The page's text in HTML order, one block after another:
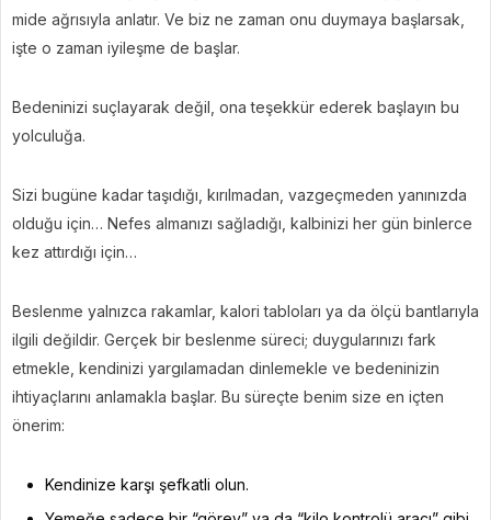
mide ağrısıyla anlatır. Ve biz ne zaman onu duymaya başlarsak,
işte o zaman iyileşme de başlar.
Bedeninizi suçlayarak değil, ona teşekkür ederek başlayın bu
yolculuğa.
Sizi bugüne kadar taşıdığı, kırılmadan, vazgeçmeden yanınızda
olduğu için… Nefes almanızı sağladığı, kalbinizi her gün binlerce
kez attırdığı için…
Beslenme yalnızca rakamlar, kalori tabloları ya da ölçü bantlarıyla
ilgili değildir. Gerçek bir beslenme süreci; duygularınızı fark
etmekle, kendinizi yargılamadan dinlemekle ve bedeninizin
ihtiyaçlarını anlamakla başlar. Bu süreçte benim size en içten
önerim:
Kendinize karşı şefkatli olun.